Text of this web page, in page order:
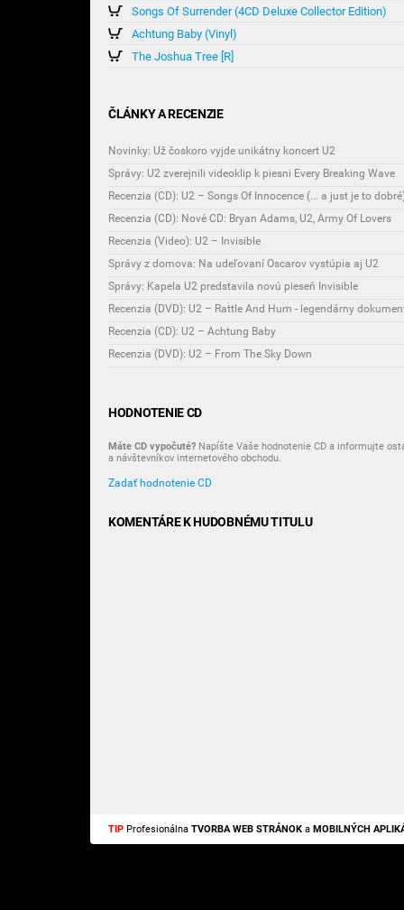
Songs Of Surrender (4CD Deluxe Collector Edition)
Achtung Baby (Vinyl)
The Joshua Tree [R]
ČLÁNKY A RECENZIE
Novinky: Už čoskoro vyjde unikátny koncert U2
Správy: U2 zverejnili videoklip k piesni Every Breaking Wave
Recenzia (CD): U2 – Songs Of Innocence (... a just je to
Recenzia (CD): Nové CD: Bryan Adams, U2, Army Of Lovers
Recenzia (Video): U2 – Invisible
Správy z domova: Na udeľovaní Oscarov vystúpia aj U2
Správy: Kapela U2 predstavila novú pieseň Invisible
Recenzia (DVD): U2 – Rattle And Hum - legendárny
Recenzia (CD): U2 – Achtung Baby
Recenzia (DVD): U2 – From The Sky Down
HODNOTENIE CD
Máte CD vypočuté? Napíšte Vaše hodnotenie CD a informujte
a návštevníkov internetového obchodu.
Zadať hodnotenie CD
KOMENTÁRE K HUDOBNÉMU TITULU
TIP Profesionálna TVORBA WEB STRÁNOK a MOBILNÝCH